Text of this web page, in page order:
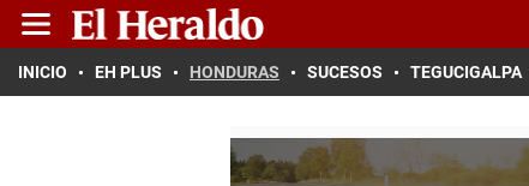
INICIO EH PLUS HONDURAS SUCESOS TEGUCIGALPA